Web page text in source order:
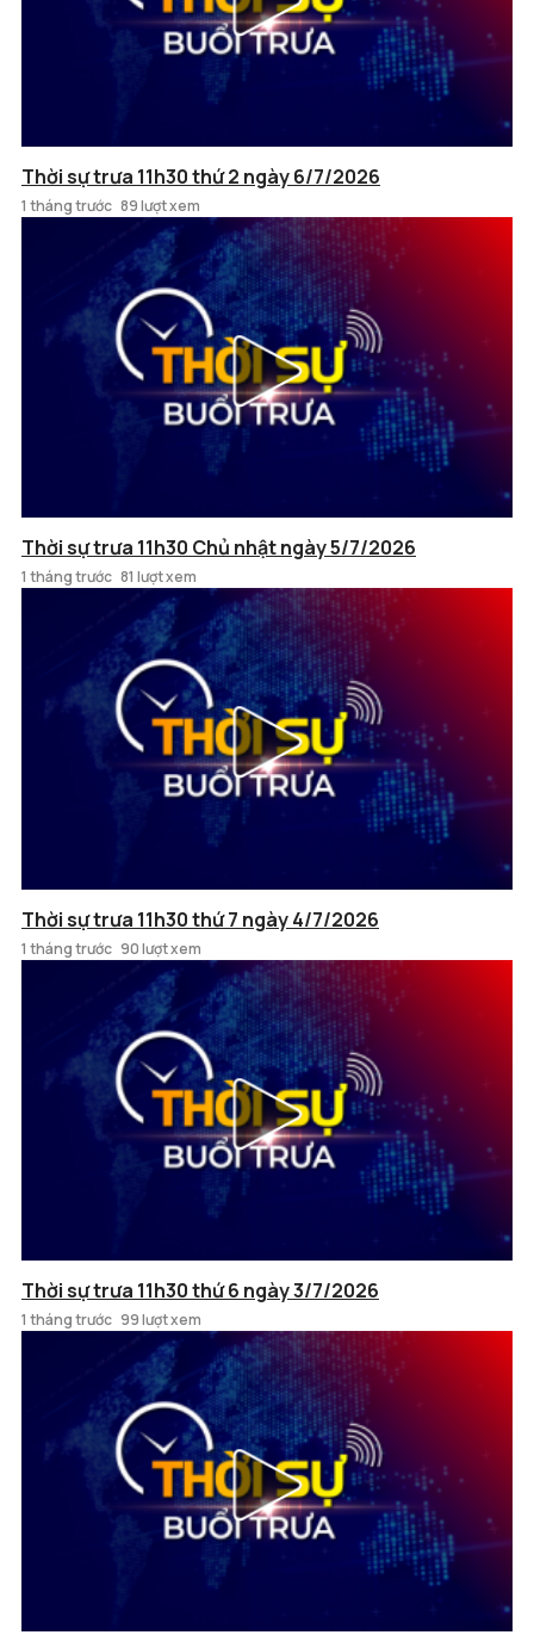
Thời sự trưa 11h30 thứ 2 ngày 6/7/2026
1 tháng trước 89 lượt xem
Thời sự trưa 11h30 Chủ nhật ngày 5/7/2026
1 tháng trước 81 lượt xem
Thời sự trưa 11h30 thứ 7 ngày 4/7/2026
1 tháng trước 90 lượt xem
Thời sự trưa 11h30 thứ 6 ngày 3/7/2026
1 tháng trước 99 lượt xem